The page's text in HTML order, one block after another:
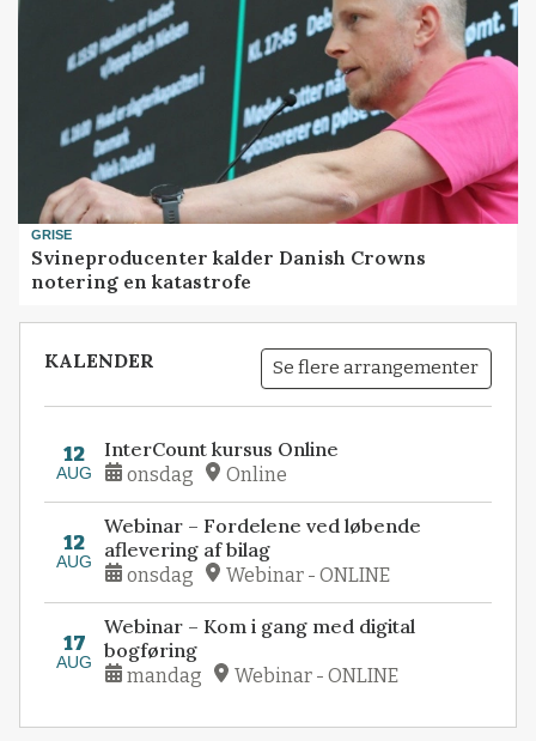
GRISE
Svineproducenter kalder Danish Crowns
notering en katastrofe
KALENDER Se flere arrangementer
12
AUG
InterCount kursus Online
onsdag Online
12
AUG
Webinar – Fordelene ved løbende
aflevering af bilag
onsdag Webinar - ONLINE
17
AUG
Webinar – Kom i gang med digital
bogføring
mandag Webinar - ONLINE